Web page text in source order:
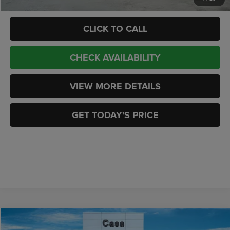
CLICK TO CALL
CHECK AVAILABILITY
VIEW MORE DETAILS
GET TODAY'S PRICE
2026Jeep GLADIATORMOJAVE 4X4
Compare Vehicle